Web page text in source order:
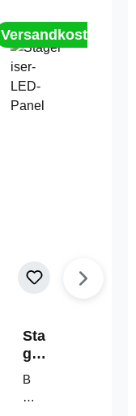
Versandkostenfrei
Sta
geri
ser-
LE
D-
B
un